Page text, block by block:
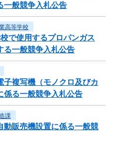
般競争入札公告
高等学校
で使用するプロパンガス
る一般競争入札公告
子複写機（モノクロ及びカ
係る一般競争入札公告
課
動販売機設置に係る一般競